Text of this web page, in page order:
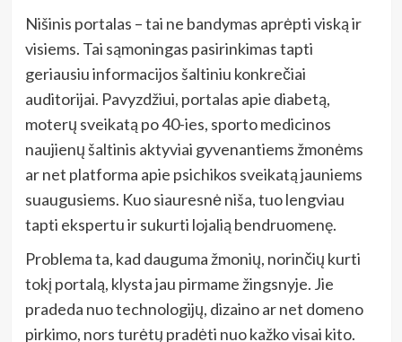
Nišinis portalas – tai ne bandymas aprėpti viską ir
visiems. Tai sąmoningas pasirinkimas tapti
geriausiu informacijos šaltiniu konkrečiai
auditorijai. Pavyzdžiui, portalas apie diabetą,
moterų sveikatą po 40-ies, sporto medicinos
naujienų šaltinis aktyviai gyvenantiems žmonėms
ar net platforma apie psichikos sveikatą jauniems
suaugusiems. Kuo siauresnė niša, tuo lengviau
tapti ekspertu ir sukurti lojalią bendruomenę.
Problema ta, kad dauguma žmonių, norinčių kurti
tokį portalą, klysta jau pirmame žingsnyje. Jie
pradeda nuo technologijų, dizaino ar net domeno
pirkimo, nors turėtų pradėti nuo kažko visai kito.